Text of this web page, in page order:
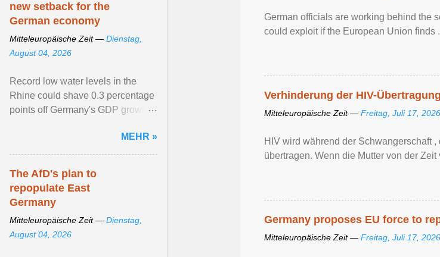
German officials are working behind the
could exploit if the European Union finds
Verhinderung der HIV-
Mitteleuropäische Zeit — Freitag, Juli 17, 2026
HIV wird während der Schwangerschaft
übertragen. Wenn die Mutter von der Zeit
Germany proposes EU force to
Mitteleuropäische Zeit — Freitag, Juli 17, 2026
new setback for the
German economy
Mitteleuropäische Zeit — Dienstag,
August 04, 2026
Record low water levels in the
Rhine could shave 0.3 percentage
points off Germany's GDP growth
MEHR »
The AfD's plan to
repopulate East
Germany
Mitteleuropäische Zeit — Dienstag,
August 04, 2026